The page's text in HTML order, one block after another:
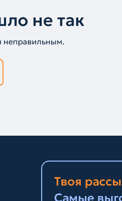
не так
неправильным.
Твоя
Самые